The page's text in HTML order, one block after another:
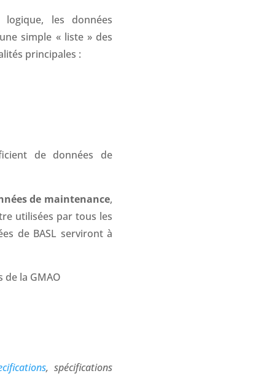
les données
simple « liste » des
principales :
de données de
de maintenance,
utilisées par tous les
de BASL serviront à
la GMAO
, spécifications